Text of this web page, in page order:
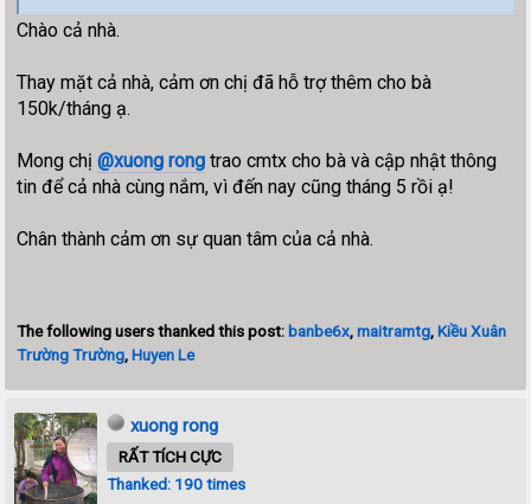
Chào cả nhà.
Thay mặt cả nhà, cảm ơn chị đã hỗ trợ thêm cho bà
150k/tháng ạ.
Mong chị@xuong rong trao cmtx cho bà và cập nhật thông
tin để cả nhà cùng nắm, vì đến nay cũng tháng 5 rồi ạ!
Chân thành cảm ơn sự quan tâm của cả nhà.
The following users thanked this post: banbe6x,maitramtg,Kiều Xuân
Trường Trường,Huyen Le
xuong rong
RẤT TÍCH CỰC
Thanked: 190 times